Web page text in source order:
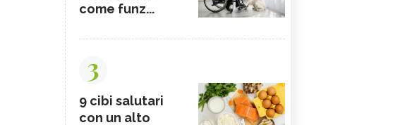
come funz...
3
9 cibi salutari
con un alto